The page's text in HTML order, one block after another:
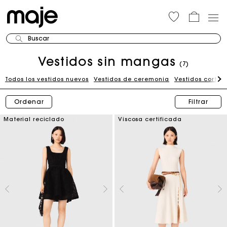
Buscar
Vestidos sin mangas (7)
Todos los vestidos nuevos Vestidos de ceremonia Vestidos cortos
Ordenar Filtrar
Material reciclado Viscosa certificada